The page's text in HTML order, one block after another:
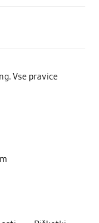
Vse pravice